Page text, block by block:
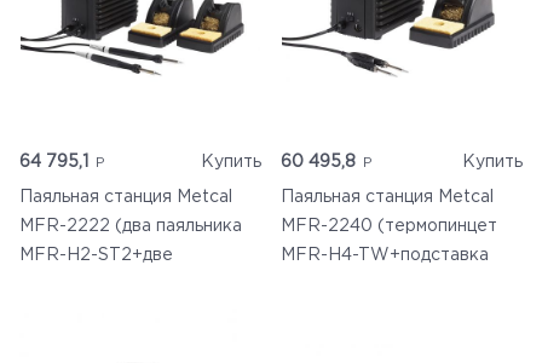
64 795,1 Купить
Паяльная станция Metcal
MFR-2222 (два паяльника
MFR-H2-ST2+две
60 495,8 Купить
Паяльная станция Metcal
MFR-2240 (термопинцет
MFR-H4-TW+подставка